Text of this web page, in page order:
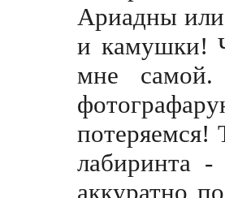
Ариадны
и камушки!
мне
потеряемся!
лабиринта -
аккуратно